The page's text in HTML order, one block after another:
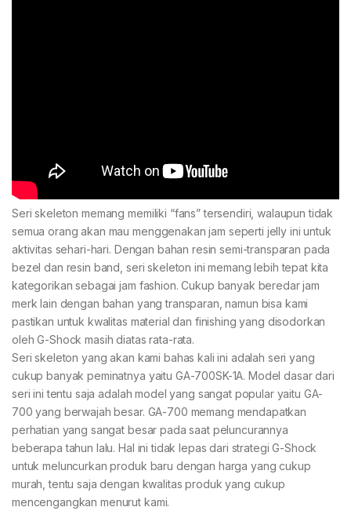
Seri skeleton memang memiliki “fans” tersendiri, walaupun tidak
semua orang akan mau menggenakan jam seperti jelly ini untuk
aktivitas sehari-hari. Dengan bahan resin semi-transparan pada
bezel dan resin band, seri skeleton ini memang lebih tepat kita
kategorikan sebagai jam fashion. Cukup banyak beredar jam
merk lain dengan bahan yang transparan, namun bisa kami
pastikan untuk kwalitas material dan finishing yang disodorkan
oleh G-Shock masih diatas rata-rata.
Seri skeleton yang akan kami bahas kali ini adalah seri yang
cukup banyak peminatnya yaitu GA-700SK-1A. Model dasar dari
seri ini tentu saja adalah model yang sangat popular yaitu GA-
700 yang berwajah besar. GA-700 memang mendapatkan
perhatian yang sangat besar pada saat peluncurannya
beberapa tahun lalu. Hal ini tidak lepas dari strategi G-Shock
untuk meluncurkan produk baru dengan harga yang cukup
murah, tentu saja dengan kwalitas produk yang cukup
mencengangkan menurut kami.